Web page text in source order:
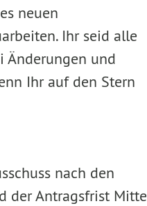
neuen
Ihr seid alle
Änderungen und
Ihr auf den Stern
nach den
der Antragsfrist Mitte